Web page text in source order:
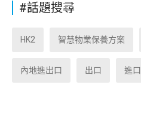
#話題搜尋
HK2 智慧物業保養方案
內地進出口 出口 進口